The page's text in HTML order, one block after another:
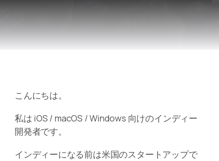
こんにちは。
私は iOS / macOS / Windows 向けのインディー
開発者です。
インディーになる前は米国のスタートアップで